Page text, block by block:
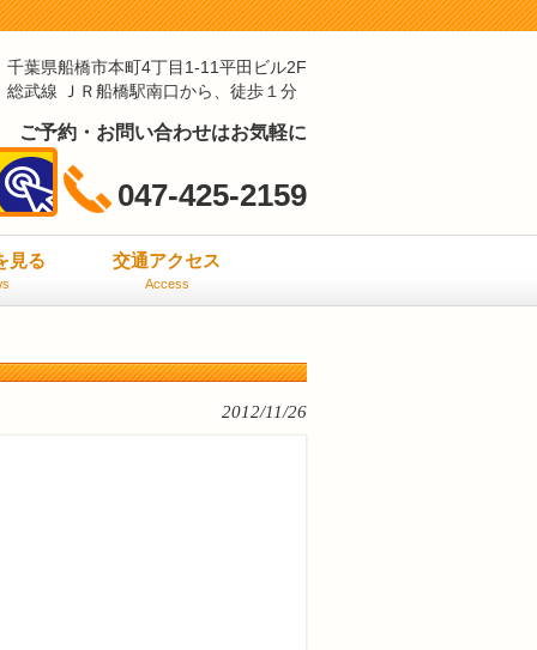
千葉県船橋市本町4丁目1-11平田ビル2F
総武線 ＪＲ船橋駅南口から、徒歩１分
ご予約・お問い合わせはお気軽に
047-425-2159
見る 交通アクセス
Access
2012/11/26